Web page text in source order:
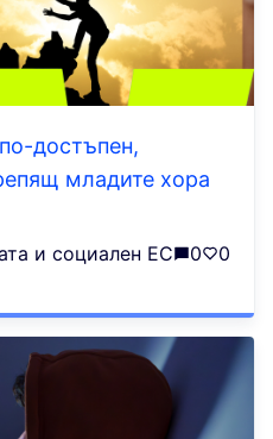
достъпен,
младите хора
и социален ЕС
0 0